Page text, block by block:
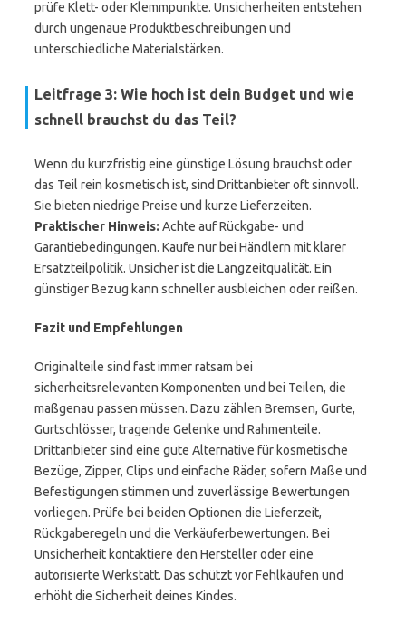
prüfe Klett- oder Klemmpunkte. Unsicherheiten entstehen
durch ungenaue Produktbeschreibungen und
unterschiedliche Materialstärken.
Leitfrage 3: Wie hoch ist dein Budget und wie
schnell brauchst du das Teil?
Wenn du kurzfristig eine günstige Lösung brauchst oder
das Teil rein kosmetisch ist, sind Drittanbieter oft sinnvoll.
Sie bieten niedrige Preise und kurze Lieferzeiten.
Praktischer Hinweis: Achte auf Rückgabe- und
Garantiebedingungen. Kaufe nur bei Händlern mit klarer
Ersatzteilpolitik. Unsicher ist die Langzeitqualität. Ein
günstiger Bezug kann schneller ausbleichen oder reißen.
Fazit und Empfehlungen
Originalteile sind fast immer ratsam bei
sicherheitsrelevanten Komponenten und bei Teilen, die
maßgenau passen müssen. Dazu zählen Bremsen, Gurte,
Gurtschlösser, tragende Gelenke und Rahmenteile.
Drittanbieter sind eine gute Alternative für kosmetische
Bezüge, Zipper, Clips und einfache Räder, sofern Maße und
Befestigungen stimmen und zuverlässige Bewertungen
vorliegen. Prüfe bei beiden Optionen die Lieferzeit,
Rückgaberegeln und die Verkäuferbewertungen. Bei
Unsicherheit kontaktiere den Hersteller oder eine
autorisierte Werkstatt. Das schützt vor Fehlkäufen und
erhöht die Sicherheit deines Kindes.